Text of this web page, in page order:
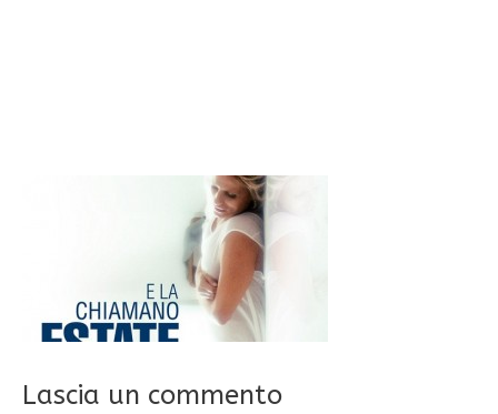
Lascia un commento